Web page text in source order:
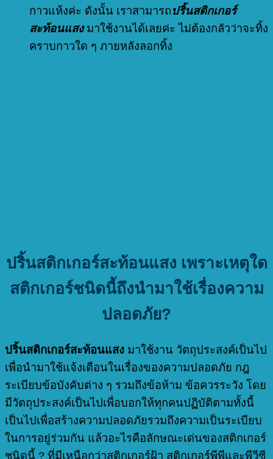
กาวแห้งค่ะ ดังนั้น เราสามารถปริ้นสติกเกอร์
สะท้อนแสงมาใช้งานได้เลยค่ะ ไม่ต้องกลัวว่าจะทิ้ง
คราบกาวใด ๆ ภายหลังลอกทิ้ง
ปริ้นสติกเกอร์สะท้อนแสง เพราะเหตุใด
สติกเกอร์ชนิดนี้ถึงนำมาใช้เรื่องความ
ปลอดภัย?
ปริ้นสติกเกอร์สะท้อนแสง มาใช้งาน วัตถุประสงค์เป็นไป
เพื่อนำมาใช้แจ้งเตือนในเรื่องของความปลอดภัย กฎ
ระเบียบข้อบังคับต่าง ๆ รวมถึงข้อห้าม ข้อควรระวัง โดย
มีวัตถุประสงค์เป็นไปเพื่อบอกให้ทุกคนปฏิบัติตามทั้งนี้
เป็นไปเพื่อสร้างความปลอดภัยรวมถึงความเป็นระเบียบ
ในการอยู่ร่วมกัน แล้วอะไรคือลักษณะเด่นของสติกเกอร์
ชนิดนี้ ? ที่มีเหนือกว่าสติกเกอร์ฝ้า สติกเกอร์พีพีและพีวีซี